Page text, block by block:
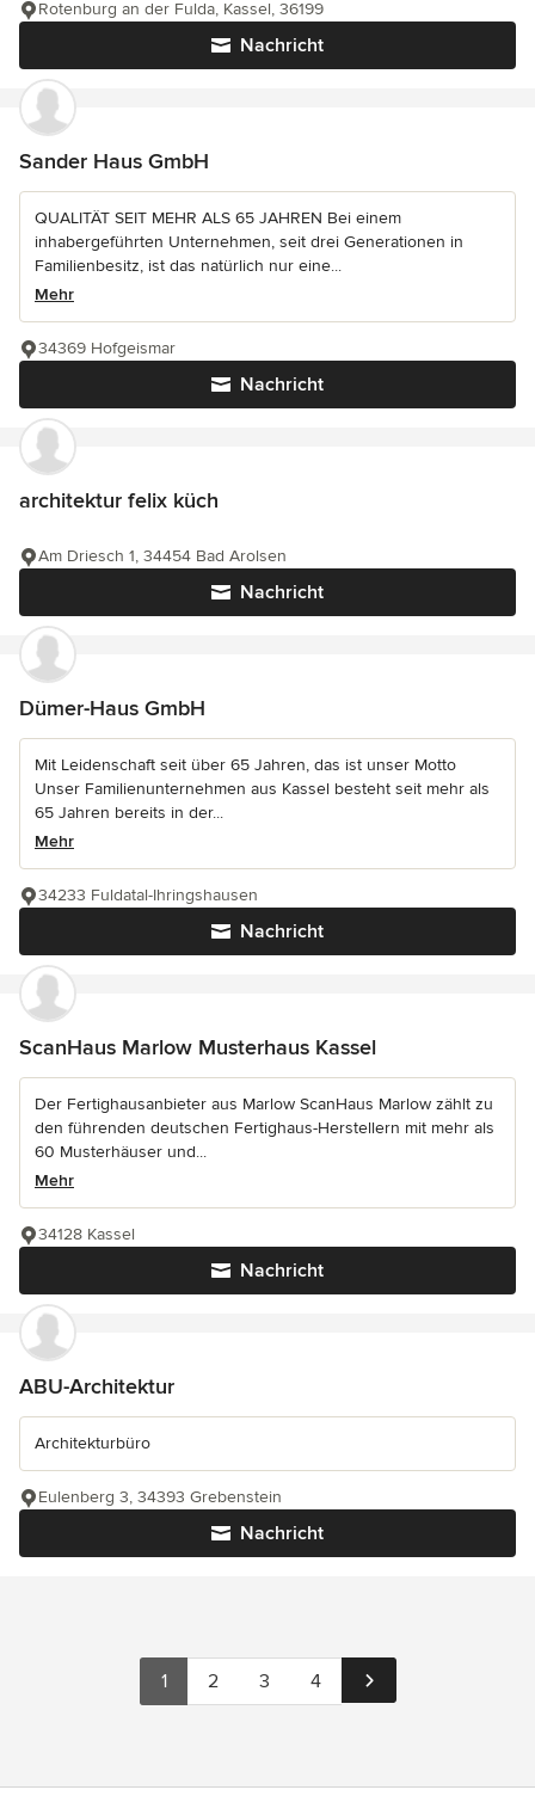
Nachricht
Rotenburg an der Fulda, Kassel, 36199
Sander Haus GmbH
QUALITÄT SEIT MEHR ALS 65 JAHREN Bei einem
inhabergeführten Unternehmen, seit drei Generationen in
Familienbesitz, ist das natürlich nur eine...
Mehr
Nachricht
34369 Hofgeismar
architektur felix küch
Nachricht
Am Driesch 1, 34454 Bad Arolsen
Dümer-Haus GmbH
Mit Leidenschaft seit über 65 Jahren, das ist unser Motto
Unser Familienunternehmen aus Kassel besteht seit mehr als
65 Jahren bereits in der...
Mehr
Nachricht
34233 Fuldatal-Ihringshausen
ScanHaus Marlow Musterhaus Kassel
Der Fertighausanbieter aus Marlow ScanHaus Marlow zählt zu
den führenden deutschen Fertighaus-Herstellern mit mehr als
60 Musterhäuser und...
Mehr
Nachricht
34128 Kassel
ABU-Architektur
Architekturbüro
Nachricht
Eulenberg 3, 34393 Grebenstein
1 2 3 4